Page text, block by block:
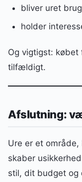
bliver uret
holder
Og vigtigst:
tilfældigt.
Afslutning:
Ure er et
skaber
stil, dit budget og